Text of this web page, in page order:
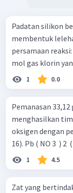
Dengan
Jadi,
Padatan silikon
membentuk
persamaan reaksi: Si ( s ) + 2 Cl 2 ​ ( g ) → SiCl 4 ​ ( l ) Berapa
mol gas klorin
1 0.0
Pemanasan
menghasilkan
oksigen dengan
16). Pb ( NO 3 ​ )
1 4.5
Zat yang